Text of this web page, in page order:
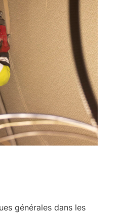
générales dans les